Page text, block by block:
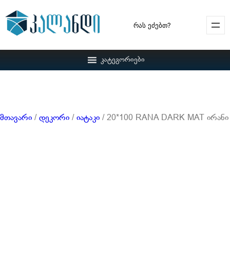
Search
კატეგორიები
მთავარი / დეკორი / იატაკი / 20*100 RANA DARK MAT ირანი